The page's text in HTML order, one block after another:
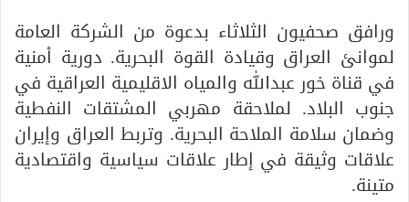
ورافق صحفيون الثلاثاء بدعوة من الشركة العامة
لموانئ العراق وقيادة القوة البحرية. دورية أمنية
في قناة خور عبدالله والمياه الاقليمية العراقية في
جنوب البلاد. لملاحقة مهربي المشتقات النفطية
وضمان سلامة الملاحة البحرية. وتربط العراق وإيران
علاقات وثيقة في إطار علاقات سياسية واقتصادية
متينة.